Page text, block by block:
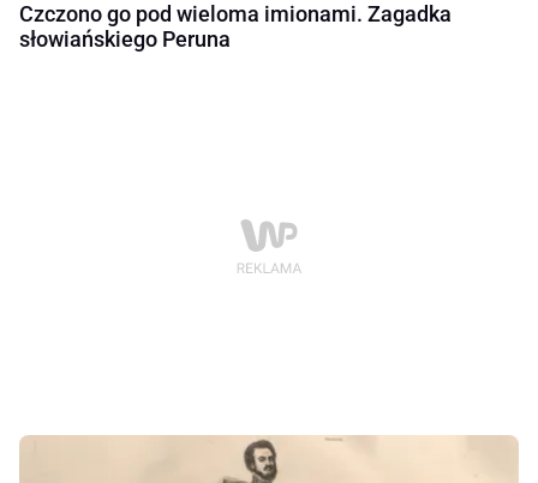
Czczono go pod wieloma imionami. Zagadka
słowiańskiego Peruna